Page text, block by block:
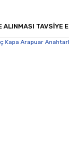
Yorum Yaz
bozuk veya
ALINMASI TAVSİYE